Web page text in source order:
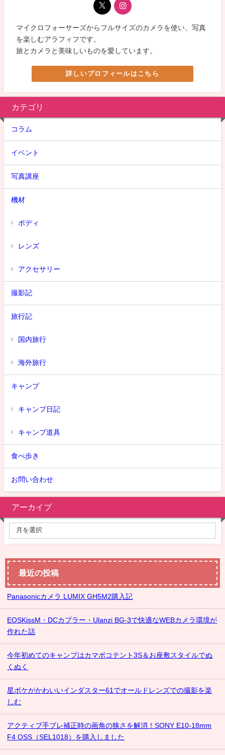
マイクロフォーサーズからフルサイズのカメラを使い、写真
を楽しむアラフィフです。
旅とカメラと美味しいものを愛しています。
詳しいプロフィールはこちら
カテゴリ
コラム
イベント
写真講座
機材
ボディ
レンズ
アクセサリー
撮影記
旅行記
国内旅行
海外旅行
キャンプ
キャンプ日記
キャンプ道具
食べ歩き
お問い合わせ
アーカイブ
最近の投稿
Panasonicカメラ LUMIX GH5M2購入記
EOSKissM・DCカプラー・Ulanzi BG-3で快適なWEBカメラ環境が
作れた話
今年初めてのキャンプはカマボコテント3S＆お座敷スタイルでぬ
くぬく
星ボケがかわいいインダスター61でオールドレンズでの撮影を楽
しむ
アクティブ手ブレ補正時の画角の狭さを解消！SONY E10-18mm
F4 OSS（SEL1018）を購入しました